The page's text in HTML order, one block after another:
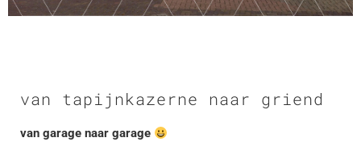
van tapijnkazerne naar griend
van garage naar garage